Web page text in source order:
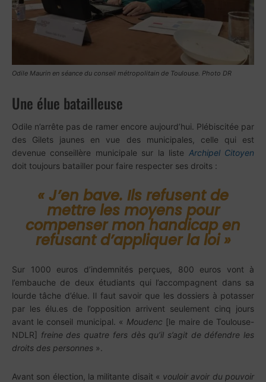
Odile Maurin en séance du conseil métropolitain de Toulouse. Photo DR
Une élue batailleuse
Odile n’arrête pas de ramer encore aujourd’hui. Plébiscitée par
des Gilets jaunes en vue des municipales, celle qui est
devenue conseillère municipale sur la liste Archipel Citoyen
doit toujours batailler pour faire respecter ses droits :
« J’en bave. Ils refusent de
mettre les moyens pour
compenser mon handicap en
refusant d’appliquer la loi»
Sur 1000 euros d’indemnités perçues, 800 euros vont à
l’embauche de deux étudiants qui l’accompagnent dans sa
lourde tâche d’élue. Il faut savoir que les dossiers à potasser
par les élu.es de l’opposition arrivent seulement cinq jours
avant le conseil municipal. « Moudenc [le maire de Toulouse-
NDLR] freine des quatre fers dès qu’il s’agit de défendre les
droits des personnes ».
Avant son élection, la militante disait « vouloir avoir du pouvoir